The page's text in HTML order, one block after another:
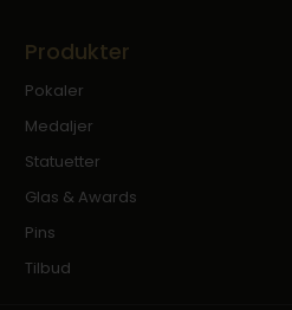
Produkter
Pokaler
Medaljer
Statuetter
Glas & Awards
Pins
Tilbud